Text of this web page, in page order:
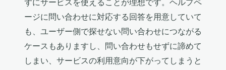
ージに問い合わせに対応する回答を用意していて
も、ユーザー側で探せない問い合わせにつながる
ケースもありますし、問い合わせもせずに諦めて
しまい、サービスの利用意向が下がってしまうと